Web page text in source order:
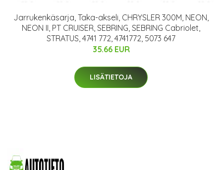
Jarrukenkäsarja, Taka-akseli, CHRYSLER 300M, NEON,
NEON II, PT CRUISER, SEBRING, SEBRING Cabriolet,
STRATUS, 4741 772, 4741772, 5073 647
35.66 EUR
LISÄTIETOJA